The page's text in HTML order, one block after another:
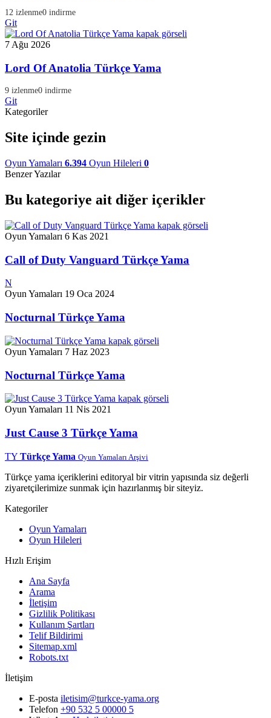
12 izlenme0 indirme
Git
7 Ağu 2026
Lord Of Anatolia Türkçe Yama
9 izlenme0 indirme
Git
Kategoriler
Site içinde gezin
Oyun Yamaları 6.394 Oyun Hileleri 0
Benzer Yazılar
Bu kategoriye ait diğer içerikler
Oyun Yamaları 6 Kas 2021
Call of Duty Vanguard Türkçe Yama
N
Oyun Yamaları 19 Oca 2024
Nocturnal Türkçe Yama
Oyun Yamaları 7 Haz 2023
Nocturnal Türkçe Yama
Oyun Yamaları 11 Nis 2021
Just Cause 3 Türkçe Yama
TY Türkçe Yama Oyun Yamaları Arşivi
Türkçe yama içeriklerini editoryal bir vitrin yapısında siz değerli
ziyaretçilerimize sunmak için hazırlanmış bir siteyiz.
Kategoriler
Oyun Yamaları
Oyun Hileleri
Hızlı Erişim
Ana Sayfa
Arama
İletişim
Gizlilik Politikası
Kullanım Şartları
Telif Bildirimi
Sitemap.xml
Robots.txt
İletişim
E-posta iletisim@turkce-yama.org
Telefon +90 532 5 00000 5